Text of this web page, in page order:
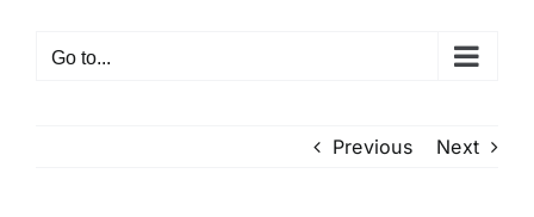
Go to...
Previous Next